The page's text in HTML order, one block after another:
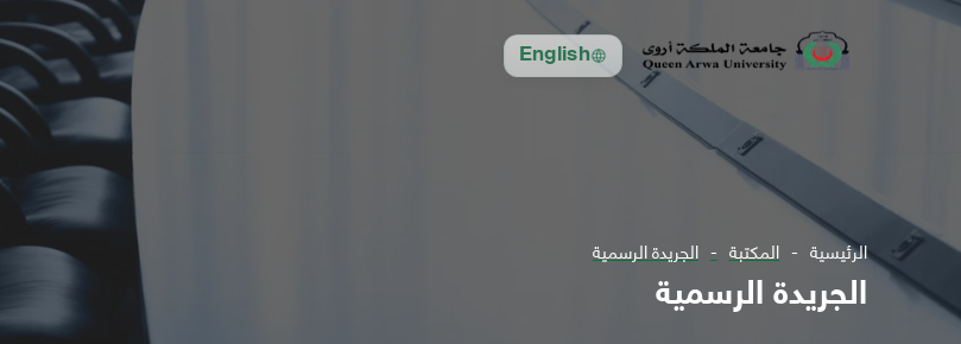
English
الرئيسية المكتبة الجريدة الرسمية
الجريدة الرسمية